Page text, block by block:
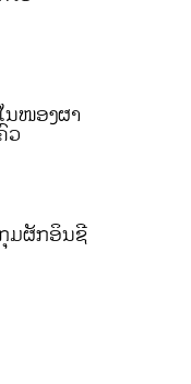
ນໜອງຜ້າ
ວ
ມຜັກອິນຊີ